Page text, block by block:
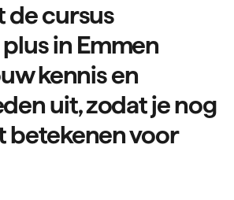
de cursus
in Emmen
kennis en
uit, zodat je nog
betekenen voor